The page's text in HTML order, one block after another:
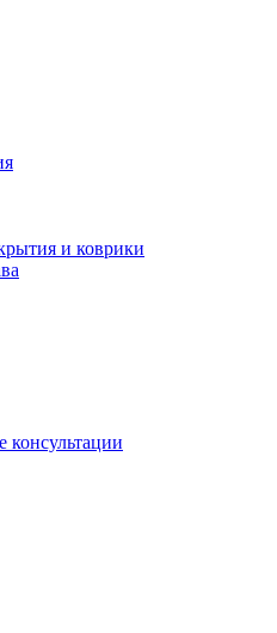
и коврики
консультации